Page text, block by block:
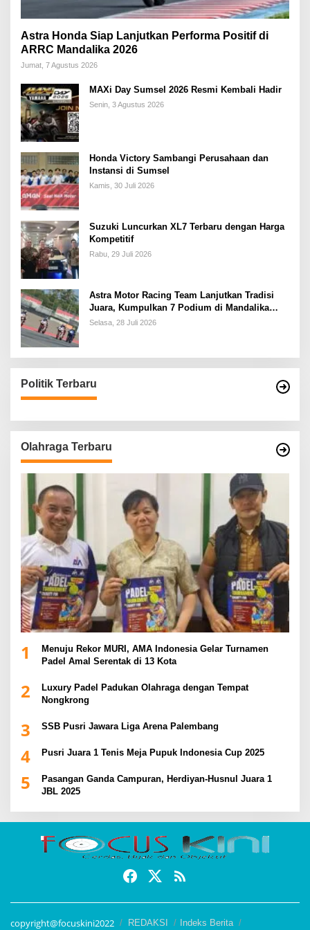
Astra Honda Siap Lanjutkan Performa Positif di
ARRC Mandalika 2026
Jumat, 7 Agustus 2026
MAXi Day Sumsel 2026 Resmi Kembali Hadir
Senin, 3 Agustus 2026
Honda Victory Sambangi Perusahaan dan
Instansi di Sumsel
Kamis, 30 Juli 2026
Suzuki Luncurkan XL7 Terbaru dengan Harga
Kompetitif
Rabu, 29 Juli 2026
Astra Motor Racing Team Lanjutkan Tradisi
Juara, Kumpulkan 7 Podium di Mandalika
Racing Series Putaran ke 3
Selasa, 28 Juli 2026
Politik Terbaru
Olahraga Terbaru
1
Menuju Rekor MURI, AMA Indonesia Gelar Turnamen
Padel Amal Serentak di 13 Kota
2
Luxury Padel Padukan Olahraga dengan Tempat
Nongkrong
3 SSB Pusri Jawara Liga Arena Palembang
4 Pusri Juara 1 Tenis Meja Pupuk Indonesia Cup 2025
5
Pasangan Ganda Campuran, Herdiyan-Husnul Juara 1
JBL 2025
copyright@focuskini2022 REDAKSI Indeks Berita